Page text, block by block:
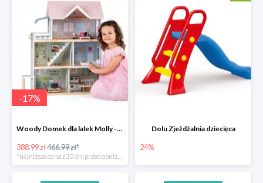
-17%
Woody Domek dla lalek Molly -78zł
388.99 zł466.99 zł*
Dolu Zjeżdżalnia dziecięca
24%